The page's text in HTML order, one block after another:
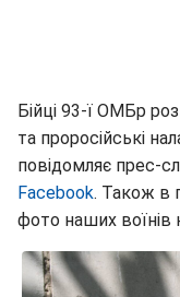
Бійці 93-ї ОМБр
та проросійські
повідомляє прес-
Facebook. Також в
фото наших воїнів